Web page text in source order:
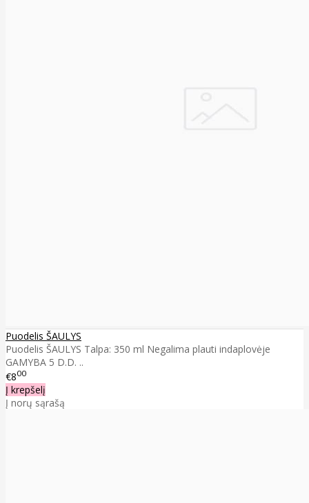
Puodelis ŠAULYS
Puodelis ŠAULYS Talpa: 350 ml Negalima plauti indaplovėje
GAMYBA 5 D.D. ..
€800
Į krepšelį
Į norų sąrašą